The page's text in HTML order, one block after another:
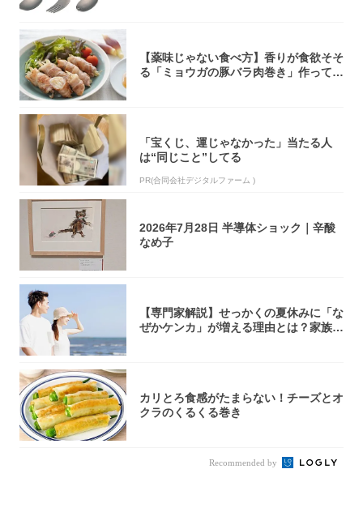
【薬味じゃない食べ方】香りが食欲そそ
る「ミョウガの豚バラ肉巻き」作ってみ
「宝くじ、運じゃなかった」当たる人
は“同じこと”してる
PR(合同会社デジタルファーム )
2026年7月28日 半導体ショック｜辛酸
なめ子
【専門家解説】せっかくの夏休みに「な
ぜかケンカ」が増える理由とは？家族・
カリとろ食感がたまらない！チーズとオ
クラのくるくる巻き
Recommended by